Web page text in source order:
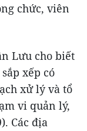
chức, viên
Lưu cho biết
xếp có
xử lý và tổ
vi quản lý,
Các địa